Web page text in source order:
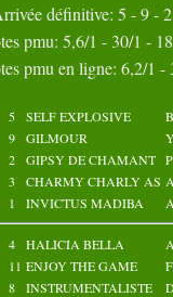
22 23 24
25
28
définitive: 5 - 9 -
pmu: 5,6/1 - 30/1 -
pmu en ligne: 6,2/1
5 SELF EXPLOSIVE
9 GILMOUR
2 GIPSY DE CHAMANT
3 CHARMY CHARLY AS
1 INVICTUS MADIBA
4 HALICIA BELLA
11 ENJOY THE GAME
8 INSTRUMENTALISTE